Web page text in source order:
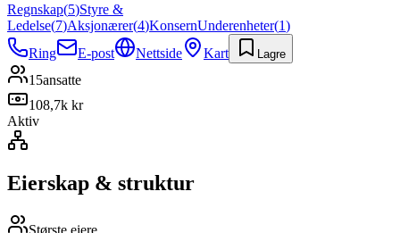
Regnskap(5)Styre &
Ledelse(7)Aksjonærer(4)KonsernUnderenheter(1)
Ring
E-post Nettside Kart Lagre
15ansatte
108,7k kr
Aktiv
Eierskap & struktur